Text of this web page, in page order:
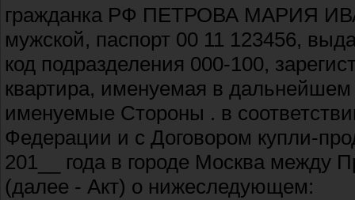
гражданка РФ ПЕТРОВА МАРИЯ
мужской, паспорт 00 11 123456,
код подразделения 000-100,
квартира, именуемая в дальнейшем
именуемые Стороны . в
Федерации и с Договором купли-
201__ года в городе Москва между
(далее - Акт) о нижеследующем: